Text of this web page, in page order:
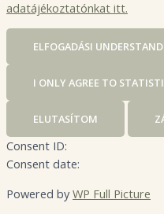
adatájékoztatónkat itt.
ELFOGADÁSI UNDERSTAND
I ONLY AGREE TO
ELUTASÍTOM
Consent ID:
Consent date:
Powered by WP Full Picture